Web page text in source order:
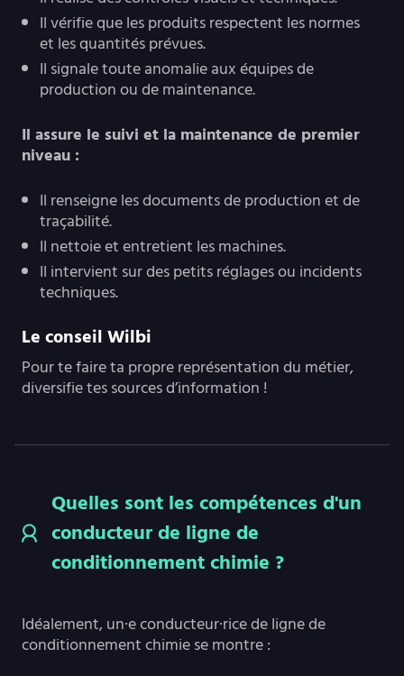
Il vérifie que les produits respectent les normes
et les quantités prévues.
Il signale toute anomalie aux équipes de
production ou de maintenance.
Il assure le suivi et la maintenance de premier
niveau :
Il renseigne les documents de production et de
traçabilité.
Il nettoie et entretient les machines.
Il intervient sur des petits réglages ou incidents
techniques.
Le conseil Wilbi
Pour te faire ta propre représentation du métier,
diversifie tes sources d’information !
Quelles sont les compétences d'un
conducteur de ligne de
conditionnement chimie ?
Idéalement, un·e conducteur·rice de ligne de
conditionnement chimie se montre :